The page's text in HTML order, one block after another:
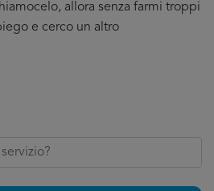
allora senza farmi troppi
e cerco un altro